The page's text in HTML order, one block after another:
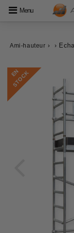
Menu
Ami-hauteur › ›
E
N
S
T
O
C
K